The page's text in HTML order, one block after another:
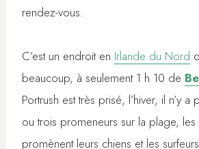
rendez-vous.
C’est un endroit en Irlande du Nord
beaucoup, à seulement 1 h 10 de
Portrush est très prisé, l’hiver, il n’y a
ou trois promeneurs sur la plage,
promènent leurs chiens et les